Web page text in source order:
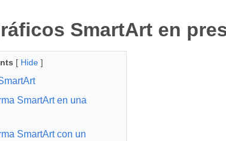
SmartArt en
[ Hide ]
SmartArt en una
SmartArt con un